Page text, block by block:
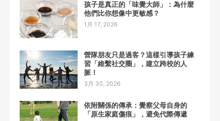
孩子是真正的「味覺大師」：為什麼
他們比你想像中更敏感？
1月 17, 2026
營隊朋友只是過客？這樣引導孩子練
習「維繫社交圈」，建立跨校的人
脈！
3月 30, 2026
依附關係的傳承：覺察父母自身的
「原生家庭傷痕」，避免代際傳遞